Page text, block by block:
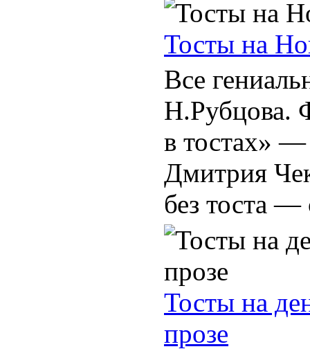
Тосты на
Все
Н.Рубцова.
в тостах» —
Дмитрия
без тоста —
Тосты на
прозе